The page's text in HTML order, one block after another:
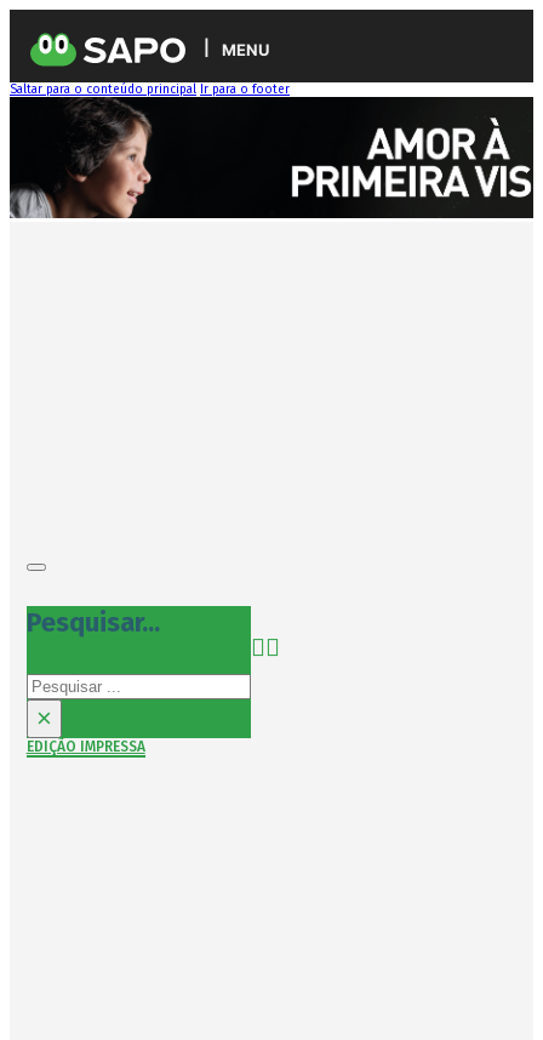
MENU
Saltar para o conteúdo principal Ir para o footer
Pesquisar...
Pesquisar
×
EDIÇÃO IMPRESSA